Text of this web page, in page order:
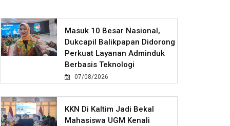
Masuk 10 Besar Nasional,
Dukcapil Balikpapan Didorong
Perkuat Layanan Adminduk
Berbasis Teknologi
07/08/2026
KKN Di Kaltim Jadi Bekal
Mahasiswa UGM Kenali